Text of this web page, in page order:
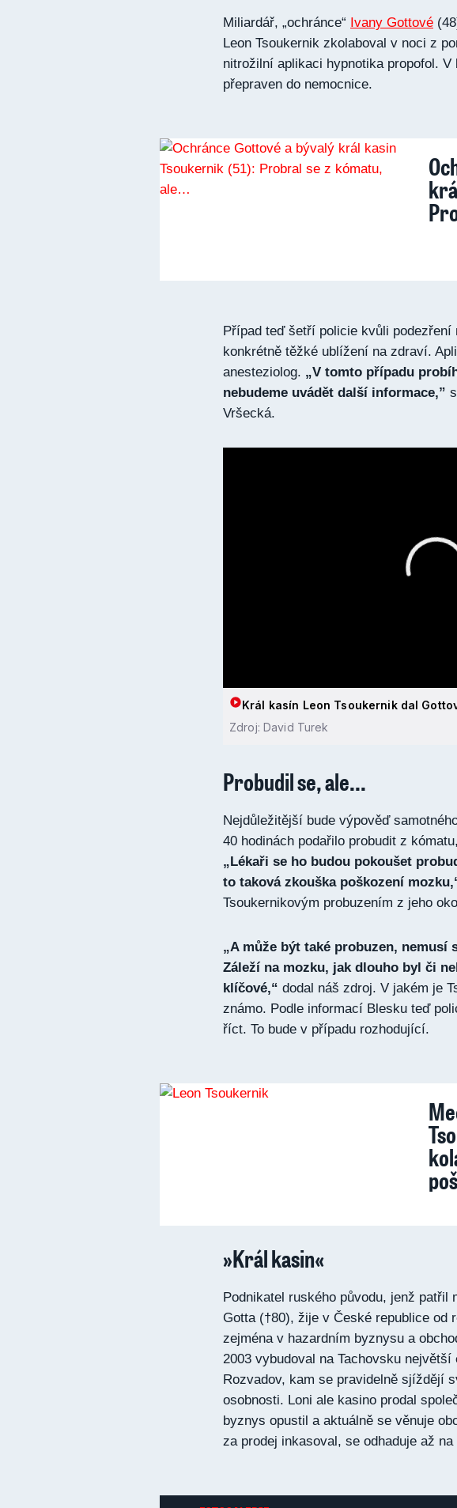
Miliardář, „ochránce“ Ivany Gottové
Leon Tsoukernik zkolaboval v noci z
nitrožilní aplikaci hypnotika propofol.
přepraven do nemocnice.
Případ teď šetří policie kvůli podezření
konkrétně těžké ublížení na zdraví.
anesteziolog. „V tomto případu
nebudeme uvádět další informace,”
Vršecká.
Král kasín Leon Tsoukernik dal
Zdroj: David Turek
Probudil se, ale...
Nejdůležitější bude výpověď
40 hodinách podařilo probudit z
„Lékaři se ho budou pokoušet
to taková zkouška poškození
Tsoukernikovým probuzením z jeho
„A může být také probuzen, nemusí
Záleží na mozku, jak dlouho byl či
klíčové,“ dodal náš zdroj. V jakém je
známo. Podle informací Blesku teď
říct. To bude v případu rozhodující.
»Král kasin«
Podnikatel ruského původu, jenž patřil
Gotta (†80), žije v České republice od
zejména v hazardním byznysu a
2003 vybudoval na Tachovsku
Rozvadov, kam se pravidelně sjíždějí
osobnosti. Loni ale kasino prodal
byznys opustil a aktuálně se věnuje
za prodej inkasoval, se odhaduje až